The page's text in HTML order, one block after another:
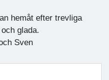
hemåt efter trevliga
glada.
Sven